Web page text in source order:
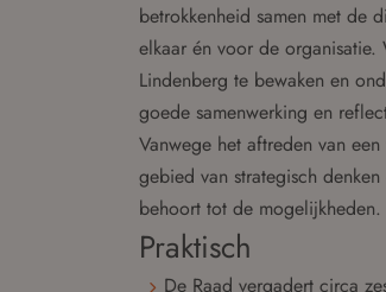
betrokkenheid samen met de
elkaar én voor de
Lindenberg te bewaken en
goede samenwerking en
Vanwege het aftreden van
gebied van strategisch
behoort tot de mogelijkheden.
Praktisch
De Raad vergadert circa